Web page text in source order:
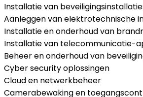
Installatie van
Aanleggen van elektrotechnische
Installatie en onderhoud van
Installatie van telecommunicatie-
Beheer en onderhoud van
Cyber security oplossingen
Cloud en netwerkbeheer
Camerabewaking en